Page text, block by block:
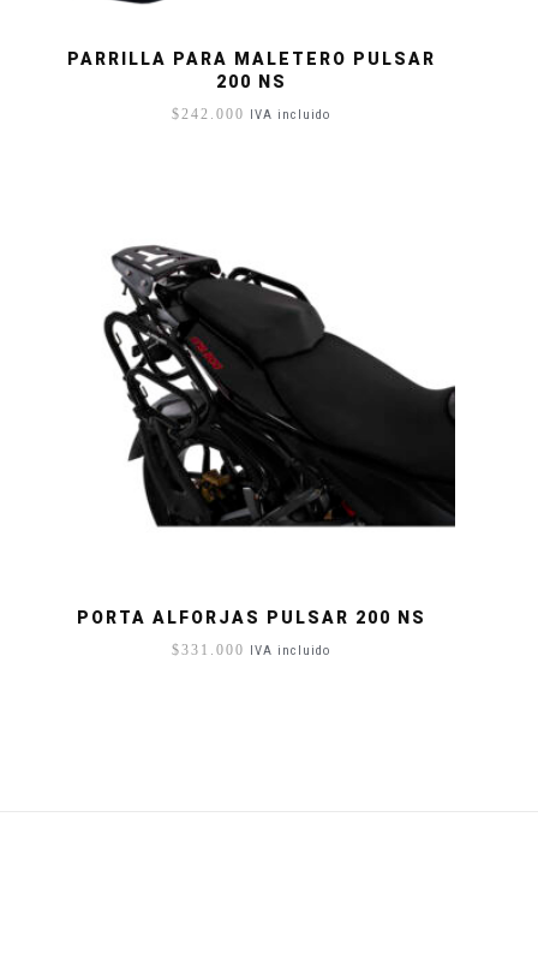
PARRILLA PARA MALETERO PULSAR
200 NS
$242.000 IVA incluido
PORTA ALFORJAS PULSAR 200 NS
$331.000 IVA incluido